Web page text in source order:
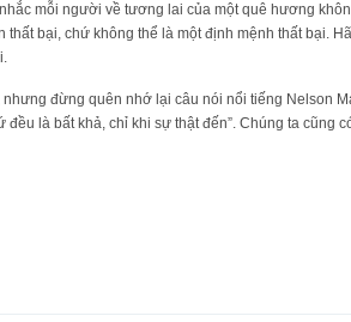
mỗi người về tương lai của một quê hương
thất bại, chứ không thể là một định mệnh thất bại.
đừng quên nhớ lại câu nói nổi tiếng Nelson
là bất khả, chỉ khi sự thật đến”. Chúng ta cũng